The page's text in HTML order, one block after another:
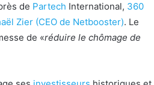
de Partech International, 360
Zier (CEO de Netbooster). Le
de «réduire le chômage de